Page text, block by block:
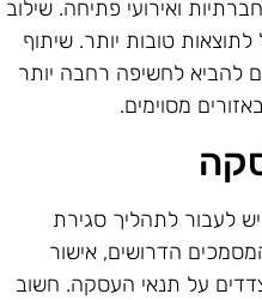
ואירועי פתיחה. שילוב
לתוצאות טובות יותר. שיתוף
להביא לחשיפה רחבה יותר
מסוימים.
לעבור לתהליך סגירת
הדרושים, אישור
על תנאי העסקה. חשוב